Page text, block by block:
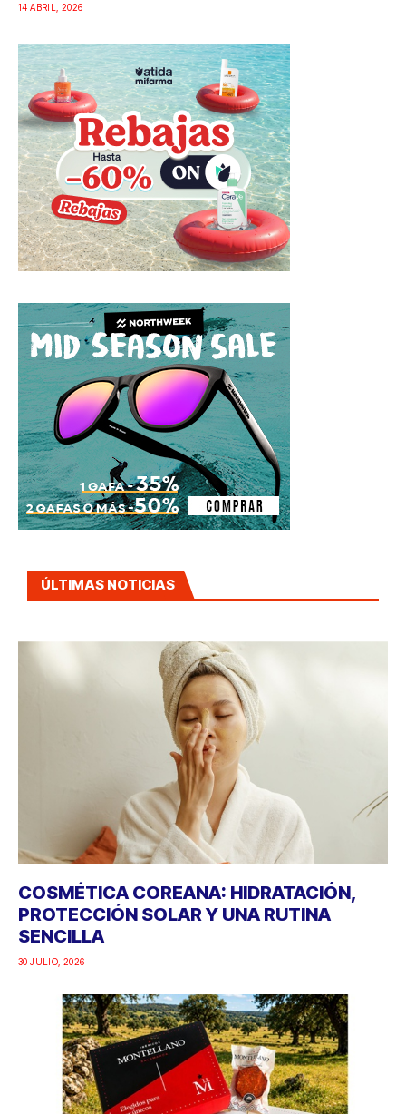
14 ABRIL, 2026
ÚLTIMAS NOTICIAS
COSMÉTICA COREANA: HIDRATACIÓN,
PROTECCIÓN SOLAR Y UNA RUTINA
SENCILLA
30 JULIO, 2026